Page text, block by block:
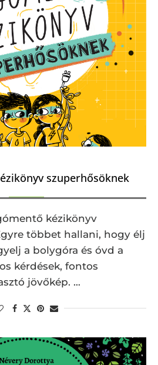
szuperhősöknek
kézikönyv
többet hallani, hogy élj
a bolygóra és óvd a
kérdések, fontos
jövőkép. …